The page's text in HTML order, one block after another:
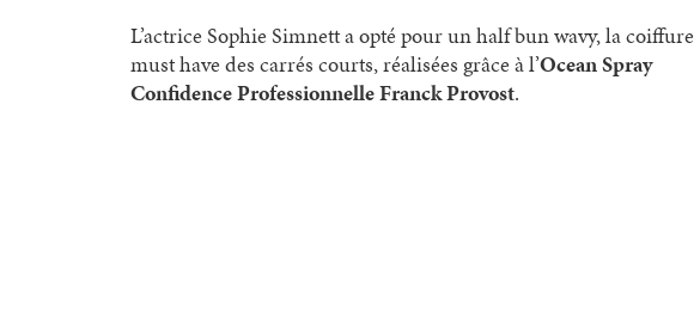
L’actrice Sophie Simnett a opté pour un half bun wavy, la coiffure
must have des carrés courts, réalisées grâce à l’Ocean Spray
Confidence Professionnelle Franck Provost.